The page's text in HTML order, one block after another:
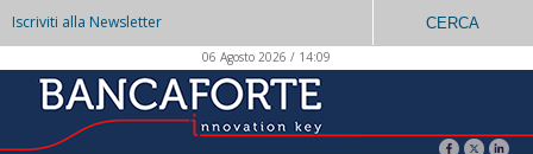
Iscriviti alla Newsletter CERCA
06 Agosto 2026 / 14:09